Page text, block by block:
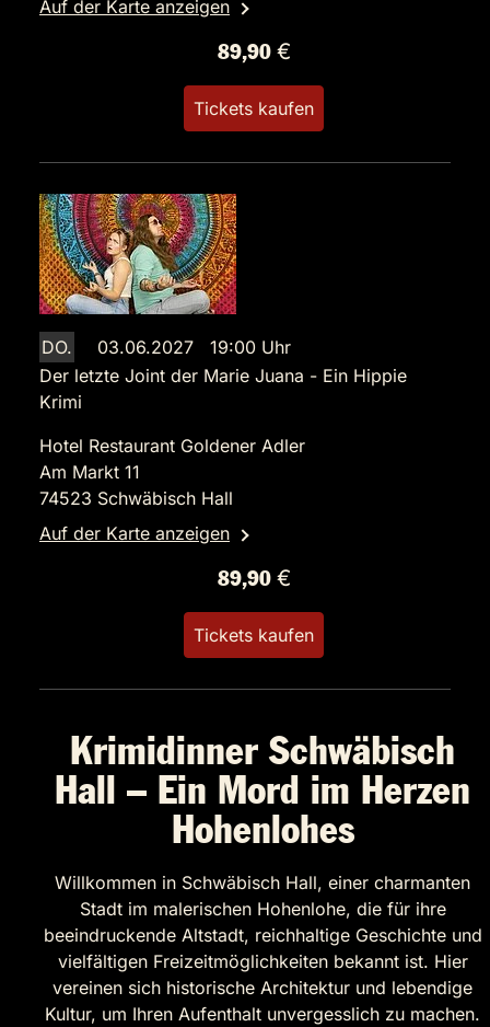
Auf der Karte anzeigen
89,90 €
Tickets kaufen
DO.
03.06.2027 19:00 Uhr
Der letzte Joint der Marie Juana - Ein Hippie
Krimi
Hotel Restaurant Goldener Adler
Am Markt 11
74523 Schwäbisch Hall
Auf der Karte anzeigen
89,90 €
Tickets kaufen
Krimidinner Schwäbisch
Hall – Ein Mord im Herzen
Hohenlohes
Willkommen in Schwäbisch Hall, einer charmanten
Stadt im malerischen Hohenlohe, die für ihre
beeindruckende Altstadt, reichhaltige Geschichte und
vielfältigen Freizeitmöglichkeiten bekannt ist. Hier
vereinen sich historische Architektur und lebendige
Kultur, um Ihren Aufenthalt unvergesslich zu machen.